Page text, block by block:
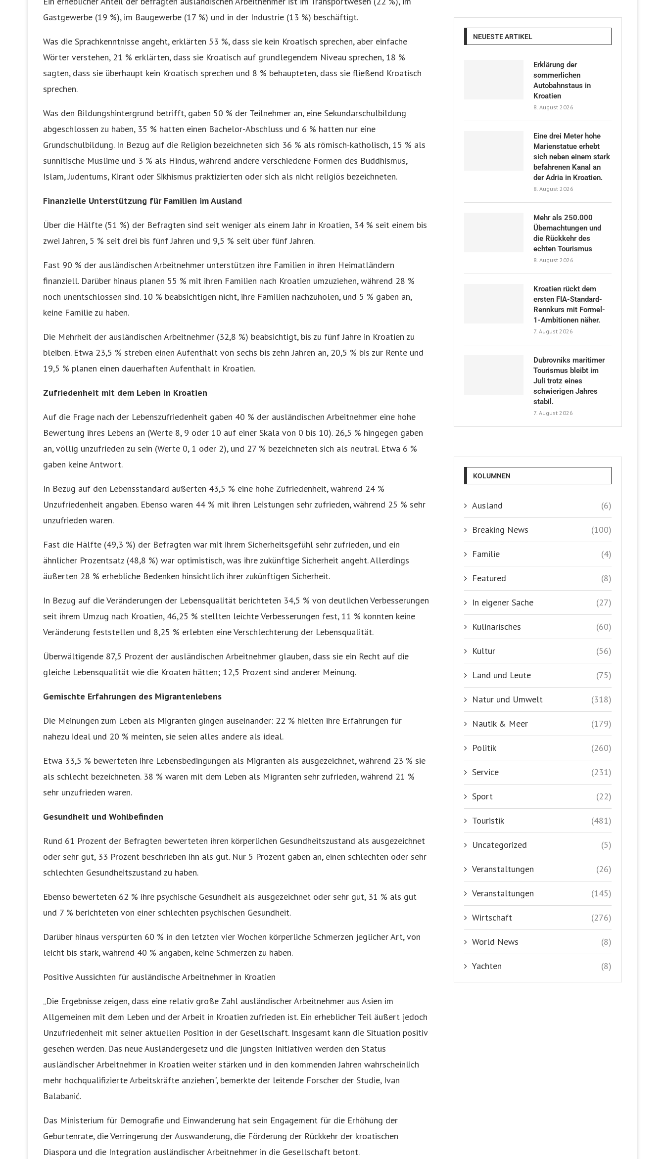
Gastgewerbe (19 %), im Baugewerbe (17 %) und in der Industrie (13 %) beschäftigt.
Was die Sprachkenntnisse angeht, erklärten 53 %, dass sie kein Kroatisch sprechen, aber einfache
Wörter verstehen, 21 % erklärten, dass sie Kroatisch auf grundlegendem Niveau sprechen, 18 %
sagten, dass sie überhaupt kein Kroatisch sprechen und 8 % behaupteten, dass sie fließend Kroatisch
sprechen.
Was den Bildungshintergrund betrifft, gaben 50 % der Teilnehmer an, eine Sekundarschulbildung
abgeschlossen zu haben, 35 % hatten einen Bachelor-Abschluss und 6 % hatten nur eine
Grundschulbildung. In Bezug auf die Religion bezeichneten sich 36 % als römisch-katholisch, 15 % als
sunnitische Muslime und 3 % als Hindus, während andere verschiedene Formen des Buddhismus,
Islam, Judentums, Kirant oder Sikhismus praktizierten oder sich als nicht religiös bezeichneten.
Finanzielle Unterstützung für Familien im Ausland
Über die Hälfte (51 %) der Befragten sind seit weniger als einem Jahr in Kroatien, 34 % seit einem bis
zwei Jahren, 5 % seit drei bis fünf Jahren und 9,5 % seit über fünf Jahren.
Fast 90 % der ausländischen Arbeitnehmer unterstützen ihre Familien in ihren Heimatländern
finanziell. Darüber hinaus planen 55 % mit ihren Familien nach Kroatien umzuziehen, während 28 %
noch unentschlossen sind. 10 % beabsichtigen nicht, ihre Familien nachzuholen, und 5 % gaben an,
keine Familie zu haben.
Die Mehrheit der ausländischen Arbeitnehmer (32,8 %) beabsichtigt, bis zu fünf Jahre in Kroatien zu
bleiben. Etwa 23,5 % streben einen Aufenthalt von sechs bis zehn Jahren an, 20,5 % bis zur Rente und
19,5 % planen einen dauerhaften Aufenthalt in Kroatien.
Zufriedenheit mit dem Leben in Kroatien
Auf die Frage nach der Lebenszufriedenheit gaben 40 % der ausländischen Arbeitnehmer eine hohe
Bewertung ihres Lebens an (Werte 8, 9 oder 10 auf einer Skala von 0 bis 10). 26,5 % hingegen gaben
an, völlig unzufrieden zu sein (Werte 0, 1 oder 2), und 27 % bezeichneten sich als neutral. Etwa 6 %
gaben keine Antwort.
In Bezug auf den Lebensstandard äußerten 43,5 % eine hohe Zufriedenheit, während 24 %
Unzufriedenheit angaben. Ebenso waren 44 % mit ihren Leistungen sehr zufrieden, während 25 % sehr
unzufrieden waren.
Fast die Hälfte (49,3 %) der Befragten war mit ihrem Sicherheitsgefühl sehr zufrieden, und ein
ähnlicher Prozentsatz (48,8 %) war optimistisch, was ihre zukünftige Sicherheit angeht. Allerdings
äußerten 28 % erhebliche Bedenken hinsichtlich ihrer zukünftigen Sicherheit.
In Bezug auf die Veränderungen der Lebensqualität berichteten 34,5 % von deutlichen Verbesserungen
seit ihrem Umzug nach Kroatien, 46,25 % stellten leichte Verbesserungen fest, 11 % konnten keine
Veränderung feststellen und 8,25 % erlebten eine Verschlechterung der Lebensqualität.
Überwältigende 87,5 Prozent der ausländischen Arbeitnehmer glauben, dass sie ein Recht auf die
gleiche Lebensqualität wie die Kroaten hätten; 12,5 Prozent sind anderer Meinung.
Gemischte Erfahrungen des Migrantenlebens
Die Meinungen zum Leben als Migranten gingen auseinander: 22 % hielten ihre Erfahrungen für
nahezu ideal und 20 % meinten, sie seien alles andere als ideal.
Etwa 33,5 % bewerteten ihre Lebensbedingungen als Migranten als ausgezeichnet, während 23 % sie
als schlecht bezeichneten. 38 % waren mit dem Leben als Migranten sehr zufrieden, während 21 %
sehr unzufrieden waren.
Gesundheit und Wohlbefinden
Rund 61 Prozent der Befragten bewerteten ihren körperlichen Gesundheitszustand als ausgezeichnet
oder sehr gut, 33 Prozent beschrieben ihn als gut. Nur 5 Prozent gaben an, einen schlechten oder sehr
schlechten Gesundheitszustand zu haben.
Ebenso bewerteten 62 % ihre psychische Gesundheit als ausgezeichnet oder sehr gut, 31 % als gut
und 7 % berichteten von einer schlechten psychischen Gesundheit.
Darüber hinaus verspürten 60 % in den letzten vier Wochen körperliche Schmerzen jeglicher Art, von
leicht bis stark, während 40 % angaben, keine Schmerzen zu haben.
Positive Aussichten für ausländische Arbeitnehmer in Kroatien
„Die Ergebnisse zeigen, dass eine relativ große Zahl ausländischer Arbeitnehmer aus Asien im
Allgemeinen mit dem Leben und der Arbeit in Kroatien zufrieden ist. Ein erheblicher Teil äußert jedoch
Unzufriedenheit mit seiner aktuellen Position in der Gesellschaft. Insgesamt kann die Situation positiv
gesehen werden. Das neue Ausländergesetz und die jüngsten Initiativen werden den Status
ausländischer Arbeitnehmer in Kroatien weiter stärken und in den kommenden Jahren wahrscheinlich
mehr hochqualifizierte Arbeitskräfte anziehen“, bemerkte der leitende Forscher der Studie, Ivan
Balabanić.
Das Ministerium für Demografie und Einwanderung hat sein Engagement für die Erhöhung der
Geburtenrate, die Verringerung der Auswanderung, die Förderung der Rückkehr der kroatischen
Diaspora und die Integration ausländischer Arbeitnehmer in die Gesellschaft betont.
NEUESTE ARTIKEL
Erklärung der
sommerlichen
Autobahnstaus in
Kroatien
8. August 2026
Eine drei Meter hohe
Marienstatue erhebt
sich neben einem stark
befahrenen Kanal an
der Adria in Kroatien.
8. August 2026
Mehr als 250.000
Übernachtungen und
die Rückkehr des
echten Tourismus
8. August 2026
Kroatien rückt dem
ersten FIA-Standard-
Rennkurs mit Formel-
1-Ambitionen näher.
7. August 2026
Dubrovniks maritimer
Tourismus bleibt im
Juli trotz eines
schwierigen Jahres
stabil.
7. August 2026
KOLUMNEN
Ausland (6)
Breaking News (100)
Familie (4)
Featured (8)
In eigener Sache (27)
Kulinarisches (60)
Kultur (56)
Land und Leute (75)
Natur und Umwelt (318)
Nautik & Meer (179)
Politik (260)
Service (231)
Sport (22)
Touristik (481)
Uncategorized (5)
Veranstaltungen (26)
Veranstaltungen (145)
Wirtschaft (276)
World News (8)
Yachten (8)